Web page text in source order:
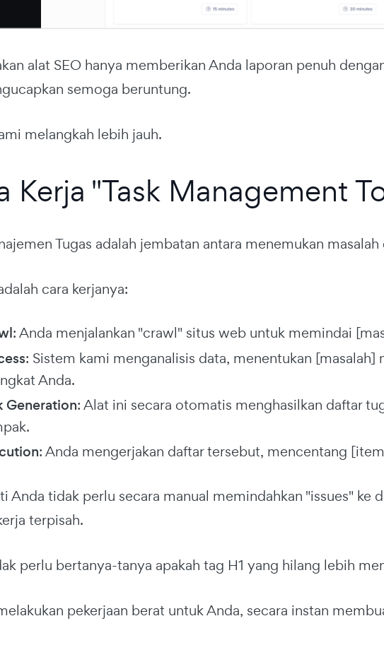
alat SEO hanya memberikan Anda laporan penuh
semoga beruntung.
melangkah lebih jauh.
Kerja "Task Management
Tugas adalah jembatan antara menemukan
cara kerjanya:
: Anda menjalankan "crawl" situs web untuk memindai
: Sistem kami menganalisis data, menentukan
Anda.
Generation: Alat ini secara otomatis menghasilkan daftar
: Anda mengerjakan daftar tersebut, mencentang
Anda tidak perlu secara manual memindahkan "issues" ke
terpisah.
perlu bertanya-tanya apakah tag H1 yang hilang lebih
pekerjaan berat untuk Anda, secara instan